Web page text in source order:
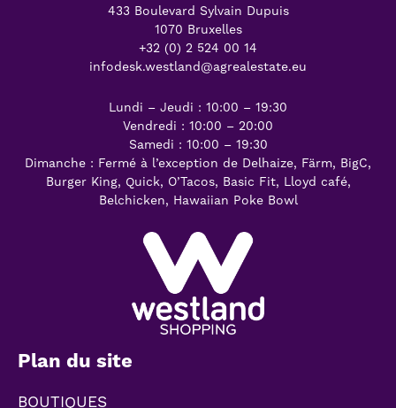
433 Boulevard Sylvain Dupuis
1070 Bruxelles
+32 (0) 2 524 00 14
infodesk.westland@agrealestate.eu
Lundi – Jeudi : 10:00 – 19:30
Vendredi : 10:00 – 20:00
Samedi : 10:00 – 19:30
Dimanche : Fermé à l’exception de Delhaize, Färm, BigC,
Burger King, Quick, O’Tacos, Basic Fit, Lloyd café,
Belchicken, Hawaiian Poke Bowl
Plan du site
BOUTIQUES